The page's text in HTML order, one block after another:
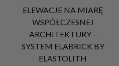
ELEWACJE NA MIARĘ
WSPÓŁCZESNEJ
ARCHITEKTURY –
SYSTEM ELABRICK BY
ELASTOLITH